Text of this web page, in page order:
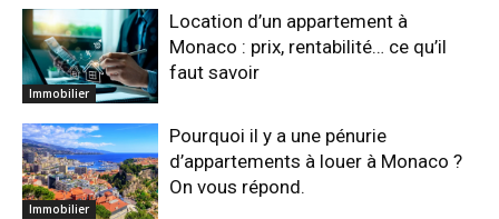
Immobilier
Location d’un appartement à
Monaco : prix, rentabilité… ce qu’il
faut savoir
Immobilier
Pourquoi il y a une pénurie
d’appartements à louer à Monaco ?
On vous répond.